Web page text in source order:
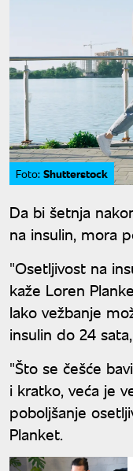
Foto: Shutterstock
Da bi šetnja
na insulin, mora
"Osetljivost na
kaže Loren
Iako vežbanje
insulin do 24
"Što se češće
i kratko, veća je
poboljšanje
Planket.